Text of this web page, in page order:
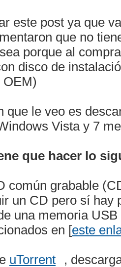
este post ya que
que no
porque al
disco de
OEM)
que le veo es
Vista y 7
que hacer lo
común grabable
un CD pero sí hay
una memoria
en [este
uTorrent
,